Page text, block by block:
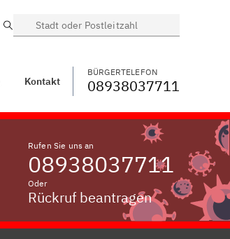
WECHSELN
Suche
Kontakt
BÜRGERTELEFON
08938037711
Rufen Sie uns an
08938037711
Oder
Rückruf beantragen